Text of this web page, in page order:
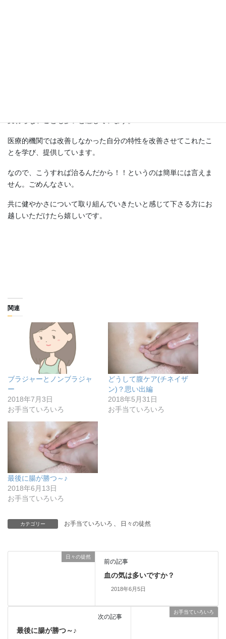
医療的機関では改善しなかった自分の特性を改善させてこれたこ
とを学び、提供しています。
なので、こうすれば治るんだから！！というのは簡単には言えま
せん。ごめんなさい。
共に健やかさについて取り組んでいきたいと感じて下さる方にお
越しいただけたら嬉しいです。
関連
ブラジャーとノンブラジャ
ー
2018年7月3日
お手当ていろいろ
どうして腹ケア(チネイザ
ン)？思い出編
2018年5月31日
お手当ていろいろ
最後に腸が勝つ～♪
2018年6月13日
お手当ていろいろ
カテゴリー お手当ていろいろ 、 日々の徒然
日々の徒然
前の記事
血の気は多いですか？
2018年6月5日
お手当ていろいろ
次の記事
最後に腸が勝つ～♪